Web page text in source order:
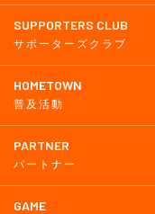
SUPPORTERS CLUB
サポーターズクラブ
HOMETOWN
普及活動
PARTNER
パートナー
GAME